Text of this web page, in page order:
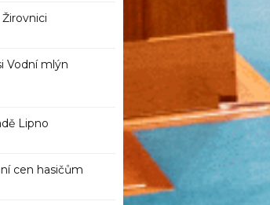
Vodní mlýn
Lipno
cen hasičům